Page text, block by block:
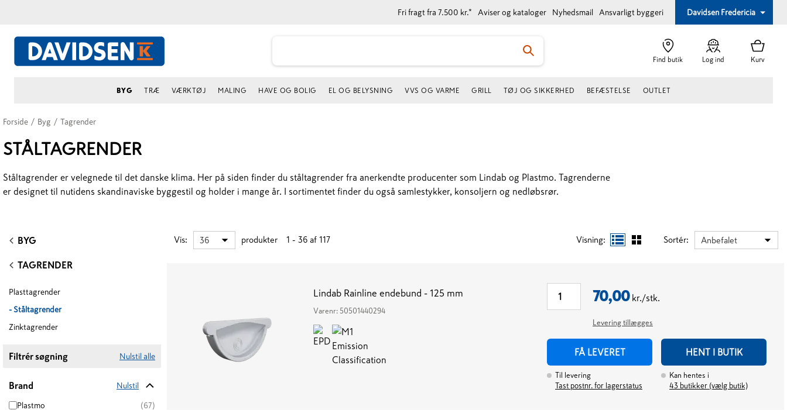
Fri fragt fra 7.500 kr.* Aviser og kataloger Nyhedsmail Ansvarligt byggeri Davidsen Fredericia
Find butik Log ind Kurv
BYG TRÆ VÆRKTØJ MALING HAVE OG BOLIG EL OG BELYSNING VVS OG VARME GRILL TØJ OG SIKKERHED BEFÆSTELSE OUTLET
Forside / Byg / Tagrender
STÅLTAGRENDER
Ståltagrender er velegnede til det danske klima. Her på siden finder du ståltagrender fra anerkendte producenter som Lindab og Plastmo. Tagrenderne
er designet til nutidens skandinaviske byggestil og holder i mange år. I sortimentet finder du også samlestykker, konsoljern og nedløbsrør.
BYG
TAGRENDER
Plasttagrender
- Ståltagrender
Zinktagrender
Filtrér søgning Nulstil alle
Brand Nulstil
Plastmo
(67)
Vis: 36 produkter 1 - 36 af 117 Visning: Sortér: Anbefalet
Lindab Rainline endebund - 125 mm
Varenr: 50501440294
70,00 kr./stk.
Levering tillægges
FÅ LEVERET HENT I BUTIK
Til levering
Tast postnr. for lagerstatus
Kan hentes i
43 butikker (vælg butik)